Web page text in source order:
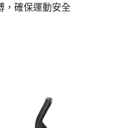
，確保運動安全